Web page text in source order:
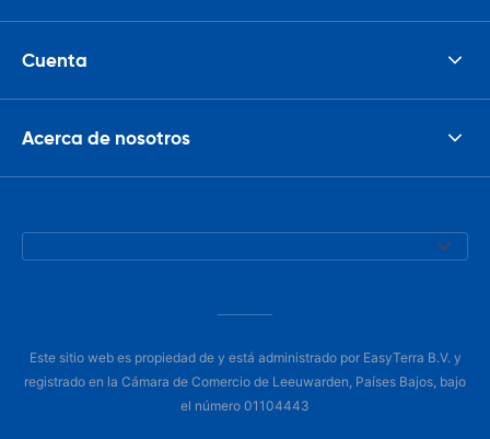
Cuenta
Acerca de nosotros
Este sitio web es propiedad de y está administrado por EasyTerra B.V. y
registrado en la Cámara de Comercio de Leeuwarden, Países Bajos, bajo
el número 01104443